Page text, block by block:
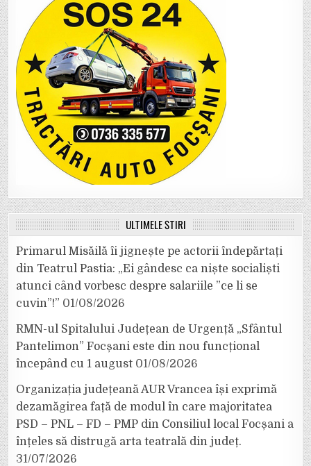
ULTIMELE ȘTIRI
Primarul Misăilă îi jignește pe actorii îndepărtați
din Teatrul Pastia: „Ei gândesc ca niște socialiști
atunci când vorbesc despre salariile ”ce li se
cuvin”!” 01/08/2026
RMN-ul Spitalului Județean de Urgență „Sfântul
Pantelimon” Focșani este din nou funcțional
începând cu 1 august 01/08/2026
Organizația județeană AUR Vrancea își exprimă
dezamăgirea față de modul în care majoritatea
PSD – PNL – FD – PMP din Consiliul local Focșani a
înțeles să distrugă arta teatrală din județ.
31/07/2026